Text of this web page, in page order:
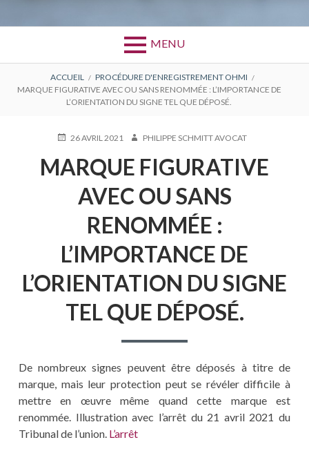
MENU
FIL
D'ARIANE
ACCUEIL
PROCÉDURE D'ENREGISTREMENT OHMI
MARQUE FIGURATIVE AVEC OU SANS RENOMMÉE : L’IMPORTANCE DE
L’ORIENTATION DU SIGNE TEL QUE DÉPOSÉ.
PUBLIÉ26 AVRIL 2021 AUTEURPHILIPPE SCHMITT AVOCAT
MARQUE FIGURATIVE
AVEC OU SANS
RENOMMÉE :
L’IMPORTANCE DE
L’ORIENTATION DU SIGNE
TEL QUE DÉPOSÉ.
De nombreux signes peuvent être déposés à titre de
marque, mais leur protection peut se révéler difficile à
mettre en œuvre même quand cette marque est
renommée. Illustration avec l’arrêt du 21 avril 2021 du
Tribunal de l’union. L’arrêt